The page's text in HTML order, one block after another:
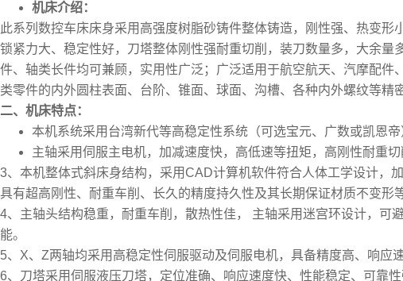
机床介绍：
此系列数控车床床身采用高强度树脂砂铸件整体铸造，刚性强、热变
锁紧力大、稳定性好，刀塔整体刚性强耐重切削，装刀数量多，大余
件、轴类长件均可兼顾，实用性广泛；广泛适用于航空航天、汽摩配
类零件的内外圆柱表面、台阶、锥面、球面、沟槽、各种内外螺纹等精
二、机床特点：
本机系统采用台湾新代等高稳定性系统（可选宝元、广数或凯恩帝
主轴采用伺服主电机，加减速度快，高低速等扭矩，高刚性耐重切
3、本机整体式斜床身结构，采用CAD计算机软件符合人体工学设计，
具有超高刚性、耐重车削、长久的精度持久性及其长期保证材质不变形
4、主轴头结构稳重，耐重车削，散热性佳， 主轴采用迷宫环设计，
能。
5、X、Z两轴均采用高稳定性伺服驱动及伺服电机，具备精度高、响应
6、刀塔采用伺服液压刀塔，定位准确、响应速度快、性能稳定、可靠性